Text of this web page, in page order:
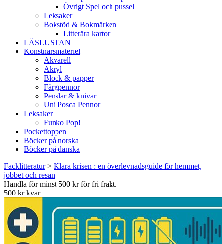
Övrigt Spel och pussel
Leksaker
Bokstöd & Bokmärken
Litterära kartor
LÄSLUSTAN
Konstnärsmateriel
Akvarell
Akryl
Block & papper
Färgpennor
Penslar & knivar
Uni Posca Pennor
Leksaker
Funko Pop!
Pockettoppen
Böcker på norska
Böcker på danska
Facklitteratur> Klara krisen : en överlevnadsguide för hemmet,
jobbet och resan
Handla för minst 500 kr för fri frakt.
500 kr kvar